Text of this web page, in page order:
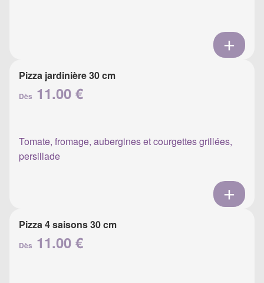
Pizza jardinière 30 cm
Dès 11.00 €
Tomate, fromage, aubergines et courgettes grillées,
persillade
Pizza 4 saisons 30 cm
Dès 11.00 €